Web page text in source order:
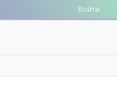
Войти